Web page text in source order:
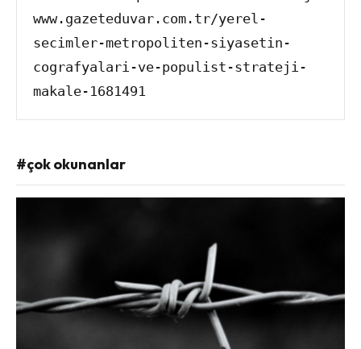
www.gazeteduvar.com.tr/yerel-
secimler-metropoliten-siyasetin-
cografyalari-ve-populist-strateji-
makale-1681491
#çok okunanlar